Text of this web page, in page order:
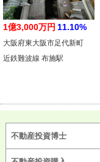
1億3,000万円 11.10%
大阪府東大阪市足代新町
近鉄難波線 布施駅
不動産投資博士